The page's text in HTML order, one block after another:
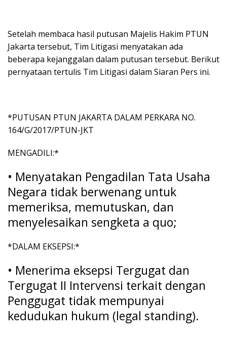
Setelah membaca hasil putusan Majelis Hakim PTUN
Jakarta tersebut, Tim Litigasi menyatakan ada
beberapa kejanggalan dalam putusan tersebut. Berikut
pernyataan tertulis Tim Litigasi dalam Siaran Pers ini.
*PUTUSAN PTUN JAKARTA DALAM PERKARA NO.
164/G/2017/PTUN-JKT
MENGADILI:*
• Menyatakan Pengadilan Tata Usaha
Negara tidak berwenang untuk
memeriksa, memutuskan, dan
menyelesaikan sengketa a quo;
*DALAM EKSEPSI:*
• Menerima eksepsi Tergugat dan
Tergugat II Intervensi terkait dengan
Penggugat tidak mempunyai
kedudukan hukum (legal standing).